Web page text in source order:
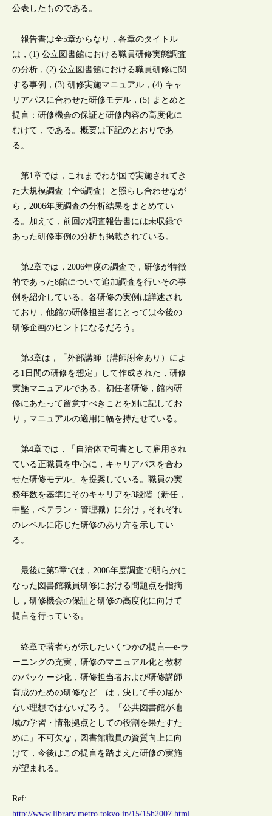
公表したものである。
報告書は全5章からなり，各章のタイトル
は，(1) 公立図書館における職員研修実態調査
の分析，(2) 公立図書館における職員研修に関
する事例，(3) 研修実施マニュアル，(4) キャ
リアパスに合わせた研修モデル，(5) まとめと
提言：研修機会の保証と研修内容の高度化に
むけて，である。概要は下記のとおりであ
る。
第1章では，これまでわが国で実施されてき
た大規模調査（全6調査）と照らし合わせなが
ら，2006年度調査の分析結果をまとめてい
る。加えて，前回の調査報告書には未収録で
あった研修事例の分析も掲載されている。
第2章では，2006年度の調査で，研修が特徴
的であった8館について追加調査を行いその事
例を紹介している。各研修の実例は詳述され
ており，他館の研修担当者にとっては今後の
研修企画のヒントになるだろう。
第3章は，「外部講師（講師謝金あり）によ
る1日間の研修を想定」して作成された，研修
実施マニュアルである。初任者研修，館内研
修にあたって留意すべきことを別に記してお
り，マニュアルの適用に幅を持たせている。
第4章では，「自治体で司書として雇用され
ている正職員を中心に，キャリアパスを合わ
せた研修モデル」を提案している。職員の実
務年数を基準にそのキャリアを3段階（新任，
中堅，ベテラン・管理職）に分け，それぞれ
のレベルに応じた研修のあり方を示してい
る。
最後に第5章では，2006年度調査で明らかに
なった図書館職員研修における問題点を指摘
し，研修機会の保証と研修の高度化に向けて
提言を行っている。
終章で著者らが示したいくつかの提言―e-ラ
ーニングの充実，研修のマニュアル化と教材
のパッケージ化，研修担当者および研修講師
育成のための研修など―は，決して手の届か
ない理想ではないだろう。「公共図書館が地
域の学習・情報拠点としての役割を果たすた
めに」不可欠な，図書館職員の資質向上に向
けて，今後はこの提言を踏まえた研修の実施
が望まれる。
Ref:
http://www.library.metro.tokyo.jp/15/15h2007.html